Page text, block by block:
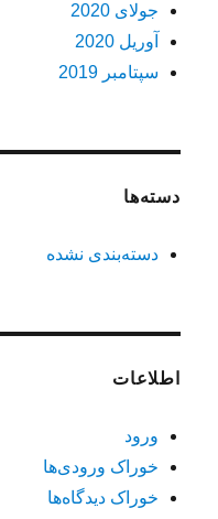
جولای 2020
آوریل 2020
سپتامبر 2019
دسته‌ها
دسته‌بندی نشده
اطلاعات
ورود
خوراک ورودی‌ها
خوراک دیدگاه‌ها